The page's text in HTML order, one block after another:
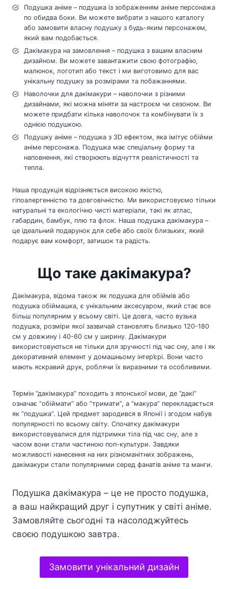
Подушка аніме – подушка із зображенням аніме персонажа
по обидва боки. Ви можете вибрати з нашого каталогу
або замовити власну подушку з будь-яким персонажем,
який вам подобається.
Дакімакура на замовлення – подушка з вашим власним
дизайном. Ви можете завантажити свою фотографію,
малюнок, логотип або текст і ми виготовимо для вас
унікальну подушку за розмірами та побажаннями.
Наволочки для дакімакури – наволочки з різними
дизайнами, які можна міняти за настроєм чи сезоном. Ви
можете придбати кілька наволочок та комбінувати їх з
однією подушкою.
Подушку аніме – подушка з 3D ефектом, яка імітує обійми
аніме персонажа. Подушка має спеціальну форму та
наповнення, які створюють відчуття реалістичності та
тепла.
Наша продукція відрізняється високою якістю,
гіпоалергенністю та довговічністю. Ми використовуємо тільки
натуральні та екологічно чисті матеріали, такі як атлас,
габардин, бамбук, плю та флок. Наша подушка дакімакура –
це ідеальний подарунок для себе або своїх близьких, який
подарує вам комфорт, затишок та радість.
Що таке дакімакура?
Дакімакура, відома також як подушка для обіймів або
подушка обіймашка, є унікальним аксесуаром, який стає все
більш популярним у всьому світі. Це довга, часто вузька
подушка, розміри якої зазвичай становлять близько 120-180
см у довжину і 40-60 см у ширину. Дакімакури
використовуються не тільки для зручності під час сну, але і як
декоративний елемент у домашньому інтер’єрі. Вони часто
мають яскравий друк, роблячи їх виразними та особливими.
Термін “дакімакура” походить з японської мови, де “дакі”
означає “обіймати” або “тримати”, а “макура” перекладається
як “подушка”. Цей предмет зародився в Японії і згодом набув
популярності по всьому світу. Спочатку дакімакури
використовувалися для підтримки тіла під час сну, але з
часом вони стали частиною поп-культури. Завдяки
можливості нанесення на них різноманітних зображень,
дакімакури стали популярними серед фанатів аніме та манги.
Подушка дакімакура – це не просто подушка,
а ваш найкращий друг і супутник у світі аніме.
Замовляйте сьогодні та насолоджуйтесь
своєю подушкою завтра.
Замовити унікальний дизайн